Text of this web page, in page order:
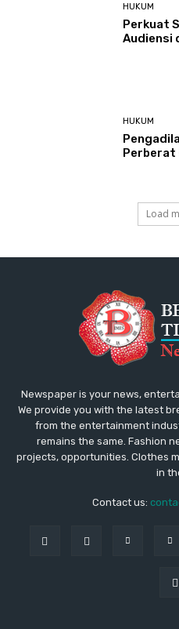
HUKUM
Perkuat
Audiensi
HUKUM
Perberat
Load
Newspaper is your news,
We provide you with the latest
from the entertainment
remains the same. Fashion
projects, opportunities. Clothes
in
Contact us: